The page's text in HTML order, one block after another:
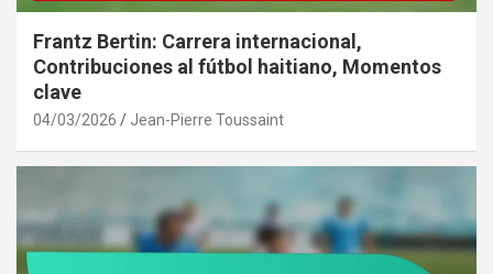
Frantz Bertin: Carrera internacional,
Contribuciones al fútbol haitiano, Momentos
clave
04/03/2026 Jean-Pierre Toussaint